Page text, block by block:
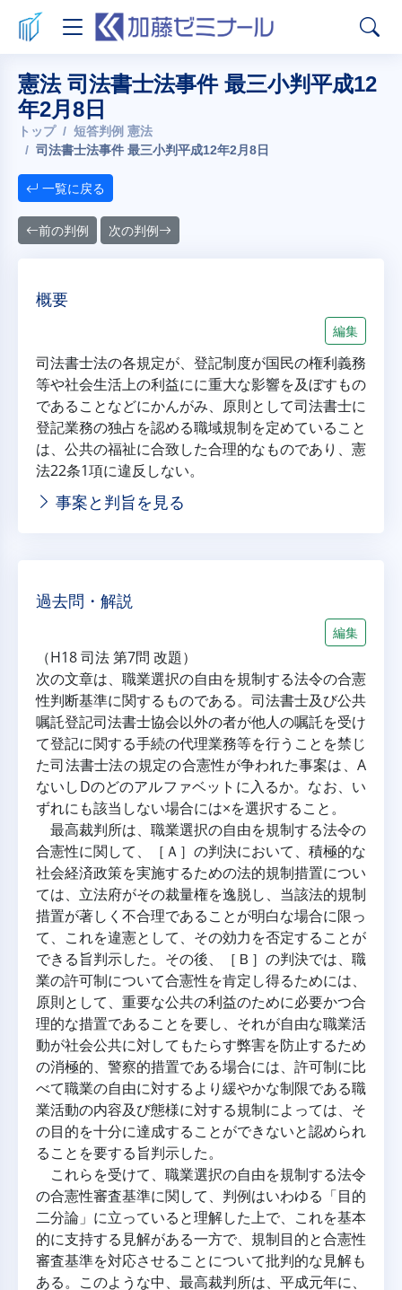
憲法 司法書士法事件 最三小判平成12
年2月8日
トップ
短答判例 憲法
司法書士法事件 最三小判平成12年2月8日
一覧に戻る
前の判例 次の判例
概要
編集
司法書士法の各規定が、登記制度が国民の権利義務
等や社会生活上の利益にに重大な影響を及ぼすもの
であることなどにかんがみ、原則として司法書士に
登記業務の独占を認める職域規制を定めていること
は、公共の福祉に合致した合理的なものであり、憲
法22条1項に違反しない。
事案と判旨を見る
過去問・解説
編集
（H18 司法 第7問 改題）
次の文章は、職業選択の自由を規制する法令の合憲
性判断基準に関するものである。司法書士及び公共
嘱託登記司法書士協会以外の者が他人の嘱託を受け
て登記に関する手続の代理業務等を行うことを禁じ
た司法書士法の規定の合憲性が争われた事案は、A
ないしDのどのアルファベットに入るか。なお、い
ずれにも該当しない場合には×を選択すること。
最高裁判所は、職業選択の自由を規制する法令の
合憲性に関して、［Ａ］の判決において、積極的な
社会経済政策を実施するための法的規制措置につい
ては、立法府がその裁量権を逸脱し、当該法的規制
措置が著しく不合理であることが明白な場合に限っ
て、これを違憲として、その効力を否定することが
できる旨判示した。その後、［Ｂ］の判決では、職
業の許可制について合憲性を肯定し得るためには、
原則として、重要な公共の利益のために必要かつ合
理的な措置であることを要し、それが自由な職業活
動が社会公共に対してもたらす弊害を防止するため
の消極的、警察的措置である場合には、許可制に比
べて職業の自由に対するより緩やかな制限である職
業活動の内容及び態様に対する規制によっては、そ
の目的を十分に達成することができないと認められ
ることを要する旨判示した。
これらを受けて、職業選択の自由を規制する法令
の合憲性審査基準に関して、判例はいわゆる「目的
二分論」に立っていると理解した上で、これを基本
的に支持する見解がある一方で、規制目的と合憲性
審査基準を対応させることについて批判的な見解も
ある。このような中、最高裁判所は、平成元年に、